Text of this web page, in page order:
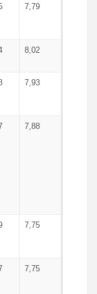
7,79
8,02
7,93
7,88
7,75
7,75